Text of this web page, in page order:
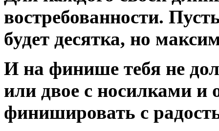
востребованности.
будет десятка, но
И на финише тебя не
или двое с носилками и
финишировать с